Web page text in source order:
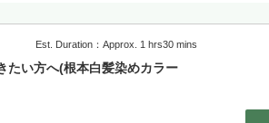
Est. Duration：Approx. 1 hrs30 mins
たい方へ(根本白髪染めカラー